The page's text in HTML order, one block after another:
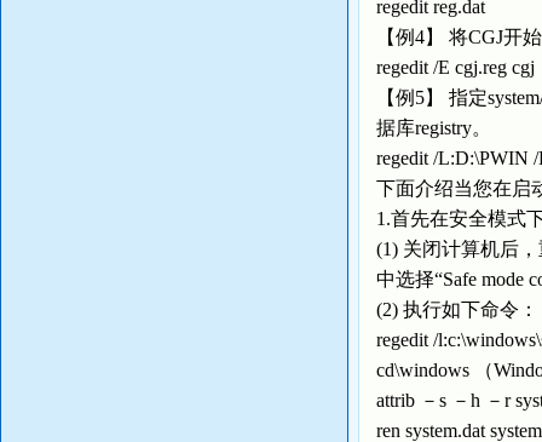
regedit reg.dat
【例4】 将CGJ开
regedit /E cgj.reg cgj
【例5】 指定
据库registry。
regedit /L:D:\PWIN
下面介绍当您在启
1.首先在安全模式
(1) 关闭计算机后，
中选择“Safe mode
(2) 执行如下命令：
regedit /
cd\windows （
attrib －s －h －r
ren system.dat